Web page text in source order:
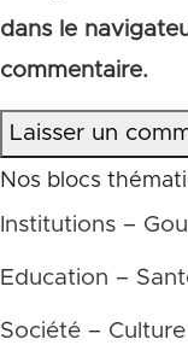
dans le
commentaire.
Laisser un
Nos blocs
Institutions –
Education –
Société –